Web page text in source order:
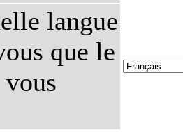
langue
que le
vous